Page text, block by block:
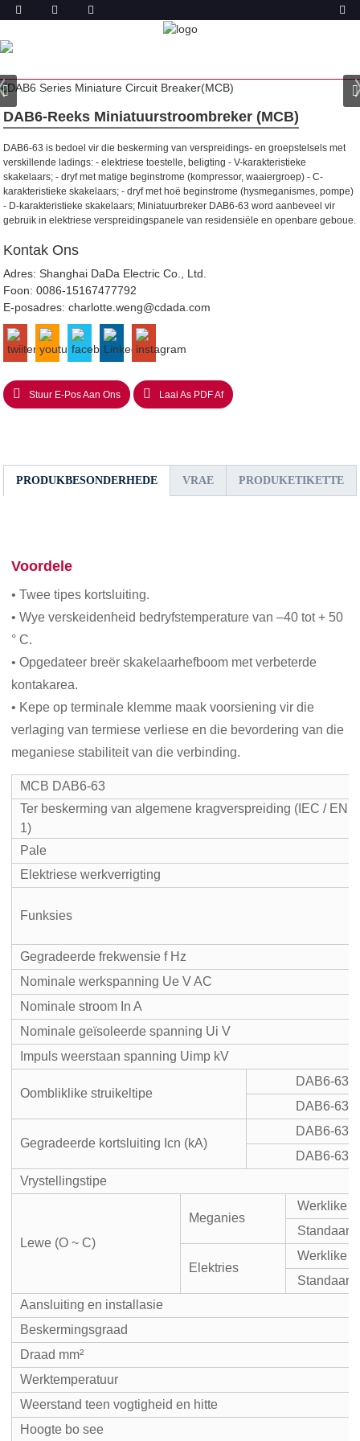
PRODUK
DAB6-Reeks Miniatuurstroombreker (MCB)
DAB6-63 is bedoel vir die beskerming van verspreidings- en groepstelsels met
verskillende ladings: - elektriese toestelle, beligting - V-karakteristieke
skakelaars; - dryf met matige beginstrome (kompressor, waaiergroep) - C-
karakteristieke skakelaars; - dryf met hoë beginstrome (hysmeganismes, pompe)
- D-karakteristieke skakelaars; Miniatuurbreker DAB6-63 word aanbeveel vir
gebruik in elektriese verspreidingspanele van residensiële en openbare geboue.
Kontak Ons
Adres: Shanghai DaDa Electric Co., Ltd.
Foon:0086-15167477792
E-posadres:charlotte.weng@cdada.com
Stuur E-Pos Aan Ons Laai As PDF Af
PRODUKBESONDERHEDE VRAE PRODUKETIKETTE
Voordele
• Twee tipes kortsluiting.
• Wye verskeidenheid bedryfstemperature van –40 tot + 50
° С.
• Opgedateer breër skakelaarhefboom met verbeterde
kontakarea.
• Kepe op terminale klemme maak voorsiening vir die
verlaging van termiese verliese en die bevordering van die
meganiese stabiliteit van die verbinding.
MCB DAB6-63
Ter beskerming van algemene kragverspreiding (IEC / EN
1)
Pale
Elektriese werkverrigting
Funksies
Gegradeerde frekwensie f Hz
Nominale werkspanning Ue V AC
Nominale stroom In A
Nominale geïsoleerde spanning Ui V
Impuls weerstaan ​​spanning Uimp kV
Oombliklike struikeltipe
DAB6-63N
DAB6-63H
Gegradeerde kortsluiting Icn (kA)
DAB6-63N
DAB6-63H
Vrystellingstipe
Lewe (O ~ C)
Meganies
Werklike
Elektries
Werklike
Aansluiting en installasie
Beskermingsgraad
Draad mm²
Werktemperatuur
Weerstand teen vogtigheid en hitte
Hoogte bo see